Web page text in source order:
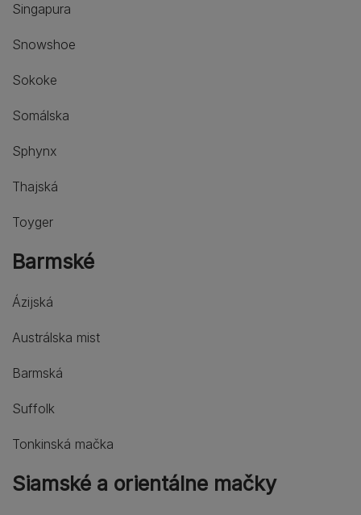
Singapura
Snowshoe
Sokoke
Somálska
Sphynx
Thajská
Toyger
Barmské
Ázijská
Austrálska mist
Barmská
Suffolk
Tonkinská mačka
Siamské a orientálne mačky